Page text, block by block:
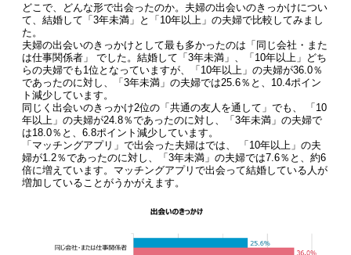
どこで、どんな形で出会ったのか。夫婦の出会いのきっかけについ
て、結婚して「3年未満」と「10年以上」の夫婦で比較してみまし
た。
夫婦の出会いのきっかけとして最も多かったのは「同じ会社・また
は仕事関係者」 でした。結婚して「3年未満」、「10年以上」どち
らの夫婦でも1位となっていますが、「10年以上」の夫婦が36.0％
であったのに対し、「3年未満」の夫婦では25.6％と、10.4ポイン
ト減少しています。
同じく出会いのきっかけ2位の「共通の友人を通して」でも、 「10
年以上」の夫婦が24.8％であったのに対し、「3年未満」の夫婦で
は18.0％と、6.8ポイント減少しています。
「マッチングアプリ」で出会った夫婦はでは、 「10年以上」の夫
婦が1.2％であったのに対し、「3年未満」の夫婦では7.6％と、約6
倍に増えています。マッチングアプリで出会って結婚している人が
増加していることがうかがえます。